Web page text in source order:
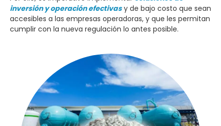
inversión y operación efectivas y de bajo costo que sean
accesibles a las empresas operadoras, y que les permitan
cumplir con la nueva regulación lo antes posible.